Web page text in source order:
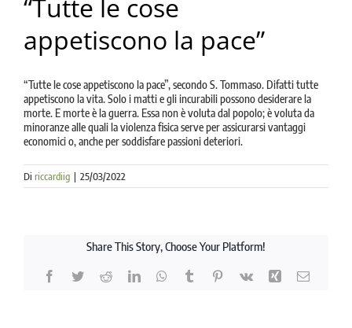
notizie
“Tutte le cose
appetiscono la pace”
“Tutte le cose appetiscono la pace”, secondo S. Tommaso. Difatti tutte
appetiscono la vita. Solo i matti e gli incurabili possono desiderare la
morte. E morte è la guerra. Essa non è voluta dal popolo; è voluta da
minoranze alle quali la violenza fisica serve per assicurarsi vantaggi
economici o, anche per soddisfare passioni deteriori.
Di riccardiig | 25/03/2022
Share This Story, Choose Your Platform!
Facebook
TwitterRedditLinkedInWhatsApp
TumblrPinterest
Vk Xing Email